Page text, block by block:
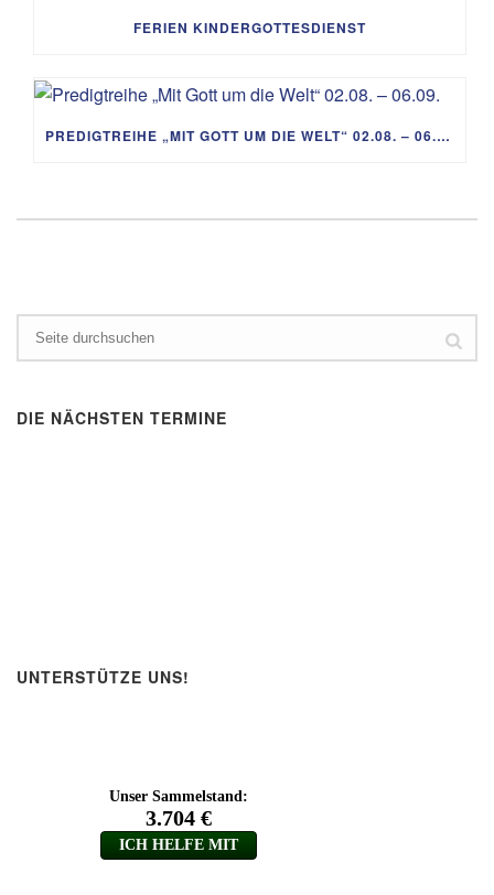
FERIEN KINDERGOTTESDIENST
PREDIGTREIHE „MIT GOTT UM DIE WELT“ 02.08. – 06.09.
DIE NÄCHSTEN TERMINE
UNTERSTÜTZE UNS!